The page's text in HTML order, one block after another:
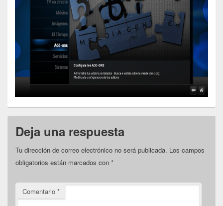
Deja una respuesta
Tu dirección de correo electrónico no será publicada. Los campos
obligatorios están marcados con *
Comentario *